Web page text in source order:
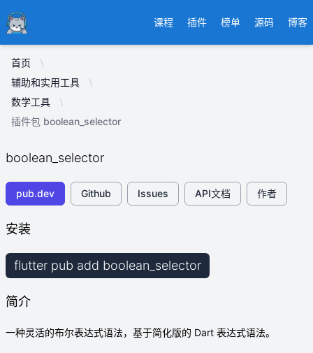
Ducafecat 课程 插件 榜单 源码 博客
首页
辅助和实用工具
数学工具
插件包 boolean_selector
boolean_selector
pub.dev Github Issues API文档 作者
安装
flutter pub add boolean_selector
简介
一种灵活的布尔表达式语法，基于简化版的 Dart 表达式语法。